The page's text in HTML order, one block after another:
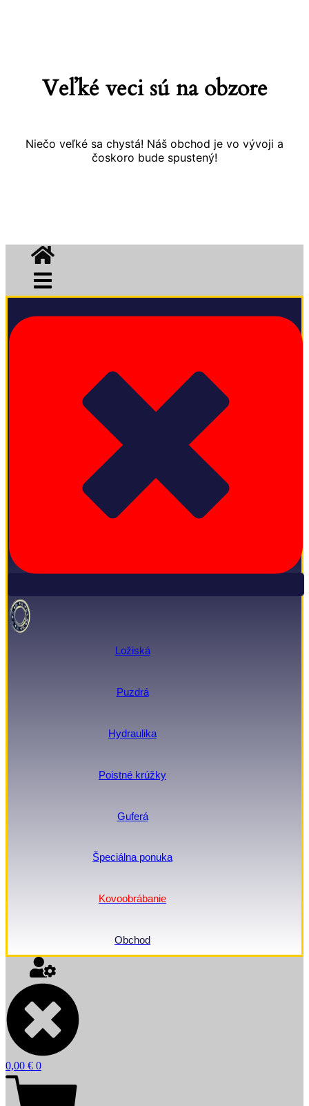
Veľké veci sú na obzore
Niečo veľké sa chystá! Náš obchod je vo vývoji a
čoskoro bude spustený!
Ložiská
Puzdrá
Hydraulika
Poistné krúžky
Guferá
Špeciálna ponuka
Kovoobrábanie
Obchod
0,00 € 0